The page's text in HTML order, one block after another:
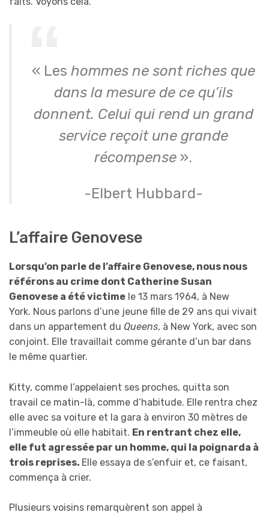
« Les hommes ne sont riches que
dans la mesure de ce qu’ils
donnent. Celui qui rend un grand
service reçoit une grande
récompense ».
-Elbert Hubbard-
L’affaire Genovese
Lorsqu’on parle de l’affaire Genovese, nous nous
référons au crime dont Catherine Susan
Genovese a été victime le 13 mars 1964, à New
York. Nous parlons d’une jeune fille de 29 ans qui vivait
dans un appartement du Queens, à New York, avec son
conjoint. Elle travaillait comme gérante d’un bar dans
le même quartier.
Kitty, comme l’appelaient ses proches, quitta son
travail ce matin-là, comme d’habitude. Elle rentra chez
elle avec sa voiture et la gara à environ 30 mètres de
l’immeuble où elle habitait. En rentrant chez elle,
elle fut agressée par un homme, qui la poignarda à
trois reprises. Elle essaya de s’enfuir et, ce faisant,
commença à crier.
Plusieurs voisins remarquèrent son appel à